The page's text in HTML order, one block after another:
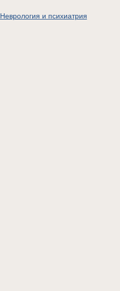
Неврология и психиатрия